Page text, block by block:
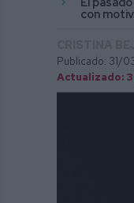
con
Publicado: 31/
Actualizado: